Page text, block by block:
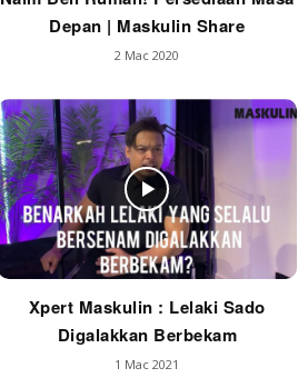
Depan | Maskulin Share
2 Mac 2020
Xpert Maskulin : Lelaki Sado
Digalakkan Berbekam
1 Mac 2021